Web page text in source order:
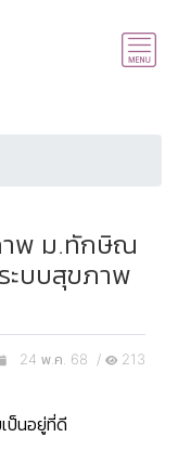
าพ ม.ทักษิณ
ะบบสุขภาพ
24 พ.ค. 68 / 213
ป็นอยู่ที่ดี